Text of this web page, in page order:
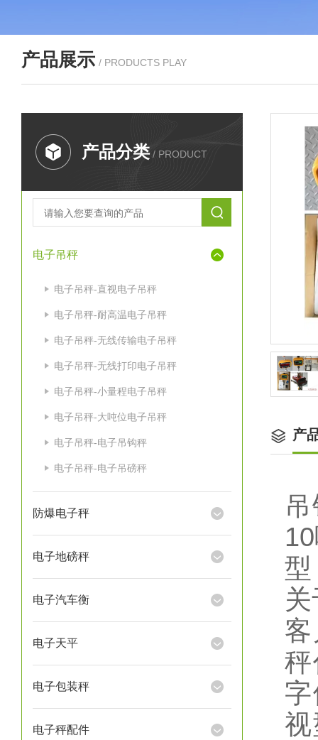
产品展示 / PRODUCTS PLAY
产品分类 / PRODUCT
电子吊秤
电子吊秤-直视电子吊秤
电子吊秤-耐高温电子吊秤
电子吊秤-无线传输电子吊秤
电子吊秤-无线打印电子吊秤
电子吊秤-小量程电子吊秤
电子吊秤-大吨位电子吊秤
电子吊秤-电子吊钩秤
电子吊秤-电子吊磅秤
防爆电子秤
电子地磅秤
电子汽车衡
电子天平
电子包装秤
电子秤配件
产
型